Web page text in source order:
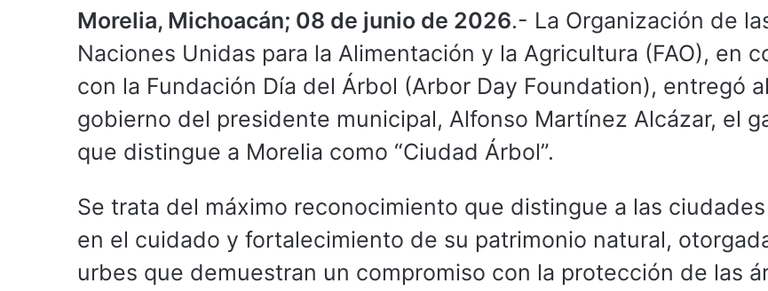
Morelia, Michoacán; 08 de junio de 2026.- La Organización de
Naciones Unidas para la Alimentación y la Agricultura (FAO), en
con la Fundación Día del Árbol (Arbor Day Foundation), entregó al
gobierno del presidente municipal, Alfonso Martínez Alcázar, el
que distingue a Morelia como “Ciudad Árbol”.
Se trata del máximo reconocimiento que distingue a las
en el cuidado y fortalecimiento de su patrimonio natural,
urbes que demuestran un compromiso con la protección de las